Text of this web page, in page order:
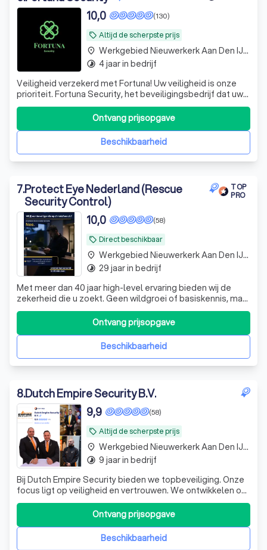
local_offer Altijd de scherpste prijs
(130)
10,0
Veiligheid verzekerd met Fortuna! Uw veiligheid is onze
prioriteit. Fortuna Security, het beveiligingsbedrijf dat uw
gemoedsrust herstelt door u te voorzien van
professionele, op maat gemaakte en betrouwbare
beveiligingsoplossingen. En op maat gemaakte bedoelen
we ook echt op maat gemaakt. We hebben
Beschikbaarheid
Ontvang prijsopgave
place Werkgebied Nieuwerkerk Aan Den IJssel
timelapse 4 jaar in bedrijf
7.Protect Eye Nederland (Rescue
Security Control)
TOP
PRO
local_offer Direct beschikbaar
(58)
10,0
Met meer dan 40 jaar high-level ervaring bieden wij de
zekerheid die u zoekt. Geen wildgroei of basiskennis, maar
een totaalpakket met de kwaliteit van een TopPro 10-
score sinds 2019. Doe wat je zegt!
Beschikbaarheid
Ontvang prijsopgave
place Werkgebied Nieuwerkerk Aan Den IJssel
timelapse 29 jaar in bedrijf
8.Dutch Empire Security B.V.
local_offer Altijd de scherpste prijs
(58)
9,9
Bij Dutch Empire Security bieden we topbeveiliging. Onze
focus ligt op veiligheid en vertrouwen. We ontwikkelen op
maat gemaakte oplossingen die aansluiten bij unieke
Beschikbaarheid
Ontvang prijsopgave
place Werkgebied Nieuwerkerk Aan Den IJssel
timelapse 9 jaar in bedrijf